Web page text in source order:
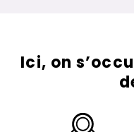
Ici, on